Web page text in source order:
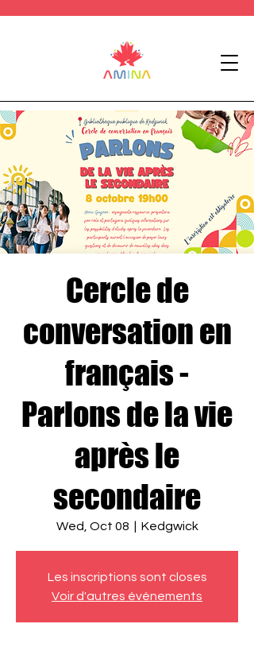
Cercle de
conversation en
français -
Parlons de la vie
après le
secondaire
Wed, Oct 08 Kedgwick
Les inscriptions sont closes
Voir d'autres événements